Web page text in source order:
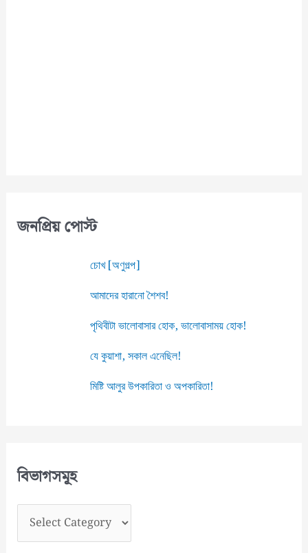
জনপ্রিয় পোস্ট
চোখ [অণুগল্প]
আমাদের হারানো শৈশব!
পৃথিবীটা ভালোবাসার হোক, ভালোবাসাময় হোক!
যে কুয়াশা, সকাল এনেছিল!
মিষ্টি আলুর উপকারিতা ও অপকারিতা!
বিভাগসমূহ